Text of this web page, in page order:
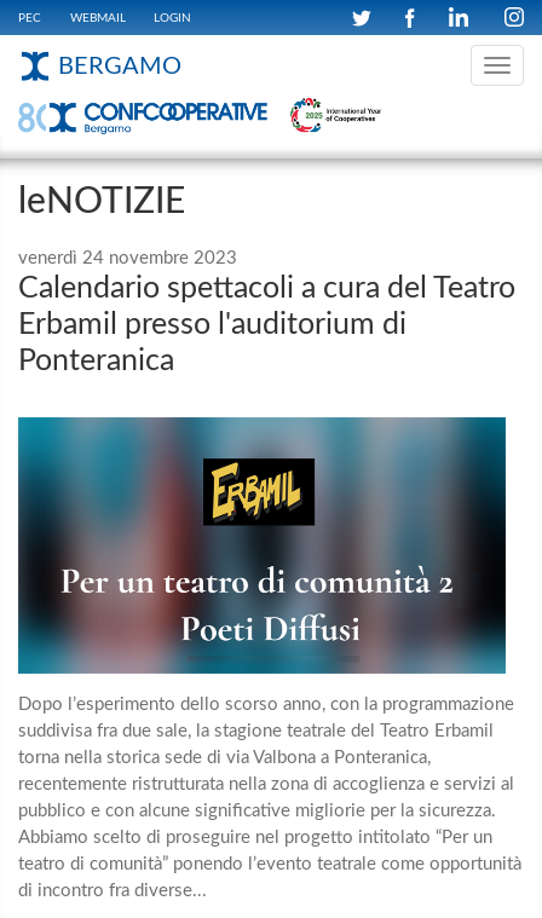
PEC WEBMAIL LOGIN
Toggle
BERGAMO
leNOTIZIE
venerdì 24 novembre 2023
Calendario spettacoli a cura del Teatro
Erbamil presso l'auditorium di
Ponteranica
Dopo l’esperimento dello scorso anno, con la programmazione
suddivisa fra due sale, la stagione teatrale del Teatro Erbamil
torna nella storica sede di via Valbona a Ponteranica,
recentemente ristrutturata nella zona di accoglienza e servizi al
pubblico e con alcune significative migliorie per la sicurezza.
Abbiamo scelto di proseguire nel progetto intitolato “Per un
teatro di comunità” ponendo l’evento teatrale come opportunità
di incontro fra diverse...